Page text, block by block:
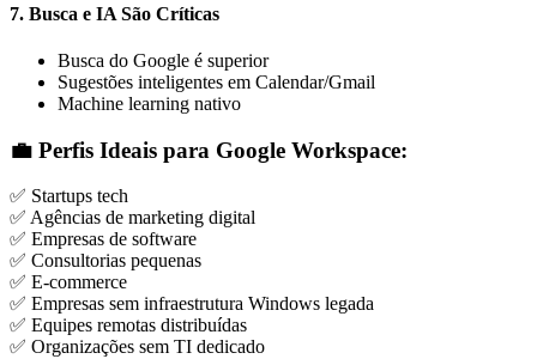
7. Busca e IA São Críticas
Busca do Google é superior
Sugestões inteligentes em Calendar/Gmail
Machine learning nativo
💼 Perfis Ideais para Google Workspace:
✅ Startups tech
✅ Agências de marketing digital
✅ Empresas de software
✅ Consultorias pequenas
✅ E-commerce
✅ Empresas sem infraestrutura Windows legada
✅ Equipes remotas distribuídas
✅ Organizações sem TI dedicado